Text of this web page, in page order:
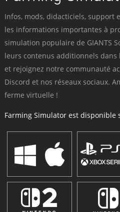
Infos, mods, didacticiels, support
les informations importantes à
simulation populaire de GIANTS
leurs contenus additionnels
et rejoignez notre communauté
Discord et nos réseaux sociaux.
ferme virtuelle !
Farming Simulator est disponible